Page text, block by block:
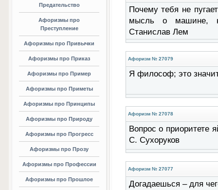
Предательство
Афоризмы про
Преступление
Афоризмы про Привычки
Афоризмы про Приказ
Афоризмы про Пример
Афоризмы про Приметы
Афоризмы про Принципы
Афоризмы про Природу
Афоризмы про Прогресс
Афоризмы про Прозу
Афоризмы про Профессии
Афоризмы про Прошлое
Почему тебя не
мысль о машине,
Станислав Лем
Афоризм № 27079
Я философ; это
Афоризм № 27078
Вопрос о приоритете
С. Сухоруков
Афоризм № 27077
Догадаешься – для